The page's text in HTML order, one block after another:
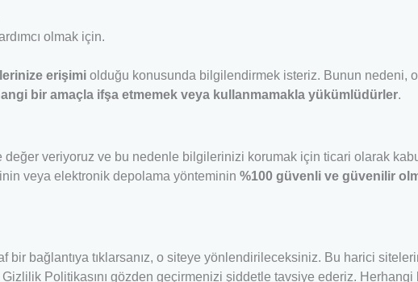
olmak için.
erişimi olduğu konusunda bilgilendirmek isteriz. Bunun nedeni,
bir amaçla ifşa etmemek veya kullanmamakla yükümlüdürler.
veriyoruz ve bu nedenle bilgilerinizi korumak için ticari olarak
veya elektronik depolama yönteminin %100 güvenli ve güvenilir
bağlantıya tıklarsanız, o siteye yönlendirileceksiniz. Bu harici
Politikasını gözden geçirmenizi şiddetle tavsiye ederiz.